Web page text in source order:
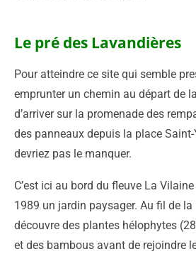
Le pré des Lavandières
Pour atteindre ce site qui semble
emprunter un chemin au départ de
d’arriver sur la promenade des
des panneaux depuis la place
devriez pas le manquer.
C’est ici au bord du fleuve La Vilaine
1989 un jardin paysager. Au fil de
découvre des plantes hélophytes
et des bambous avant de rejoindre